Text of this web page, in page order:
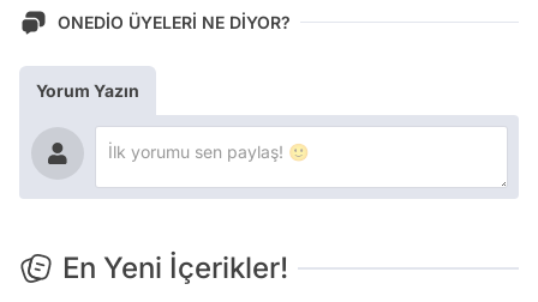
ONEDİO ÜYELERİ NE DİYOR?
Yorum Yazın
En Yeni İçerikler!